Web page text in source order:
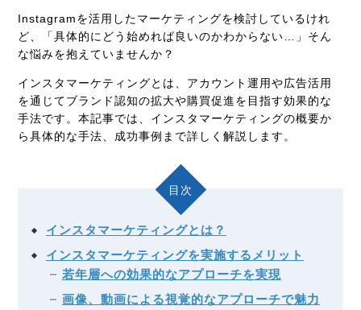
Instagramを活用したマーケティングを検討しているけれ
ど、「具体的にどう始めれば良いのかわからない …」 そん
な悩みを抱えていませんか？
インスタマーケティングとは、アカウント運用や広告活用
を通じてブランド認知の拡大や購買促進を目指す効果的な
手法です。本記事では、インスタマーケティングの概要か
ら具体的な手法、成功事例まで詳しく解説します。
目次
インスタマーケティングとは？
インスタマーケティングを実施するメリット
若年層への効果的なアプローチを実現
画像、動画による視覚的なアプローチで魅力